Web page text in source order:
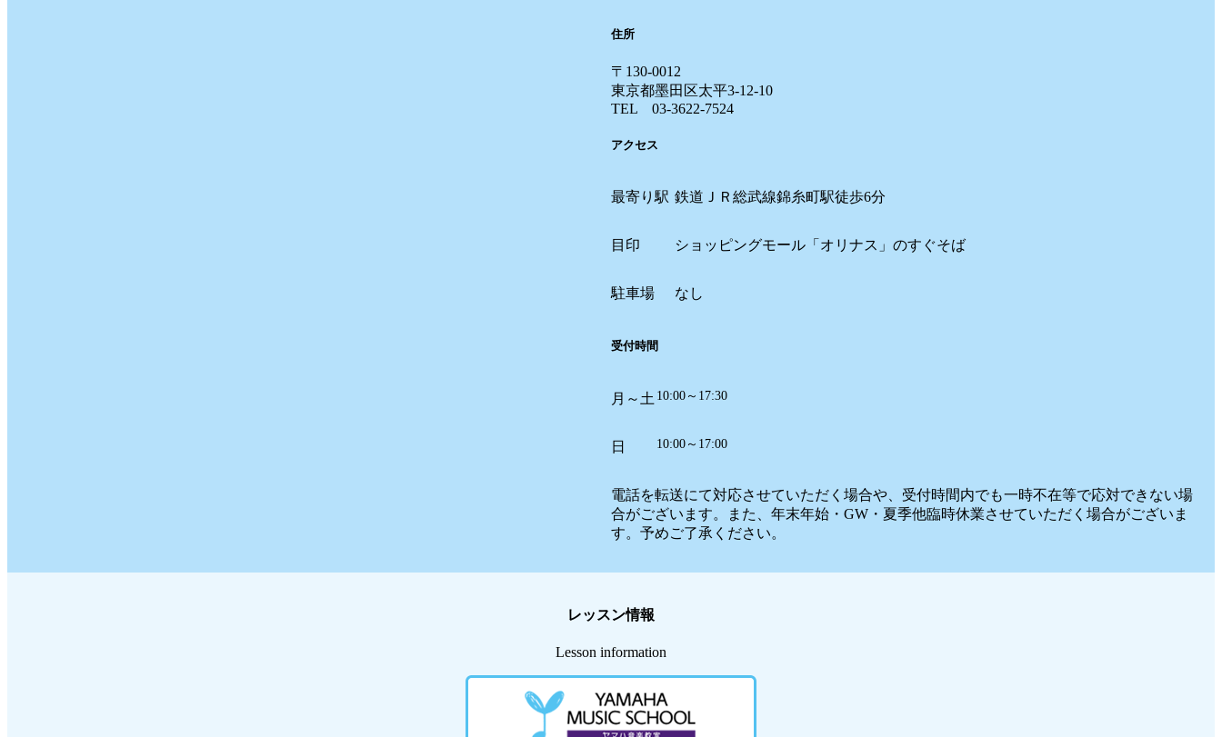
住所
〒130-0012
東京都墨田区太平3-12-10
TEL 03-3622-7524
アクセス
最寄り駅 鉄道ＪＲ総武線錦糸町駅徒歩6分
目印 ショッピングモール「オリナス」のすぐそば
駐車場 なし
受付時間
月～土 10:00～17:30
日 10:00～17:00
電話を転送にて対応させていただく場合や、受付時間内でも一時不在等で応対できない場
合がございます。また、年末年始・GW・夏季他臨時休業させていただく場合がございま
す。予めご了承ください。
レッスン情報
Lesson information